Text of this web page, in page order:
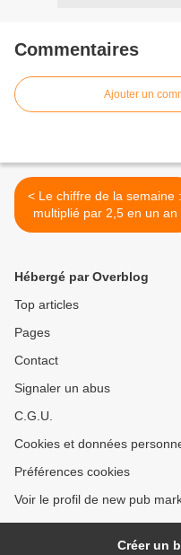
Commentaires
Ajouter un
< Le chiffre de la semaine :
multiplié par 2,5 en un an
Hébergé par Overblog
Top articles
Pages
Contact
Signaler un abus
C.G.U.
Cookies et données
Préférences cookies
Voir le profil de new pub
Créer un